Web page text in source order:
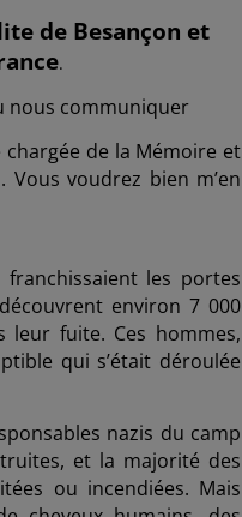
de Besançon et
.
nous communiquer
de la Mémoire et
voudrez bien m’en
les portes
environ 7 000
leur fuite. Ces hommes,
qui s’était déroulée
nazis du camp
et la majorité des
ou incendiées. Mais